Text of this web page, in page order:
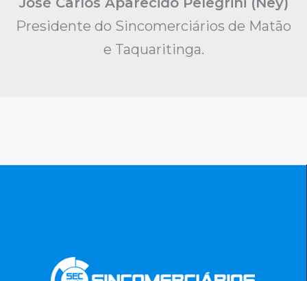
Presidente do Sincomerciários de Matão
e Taquaritinga.